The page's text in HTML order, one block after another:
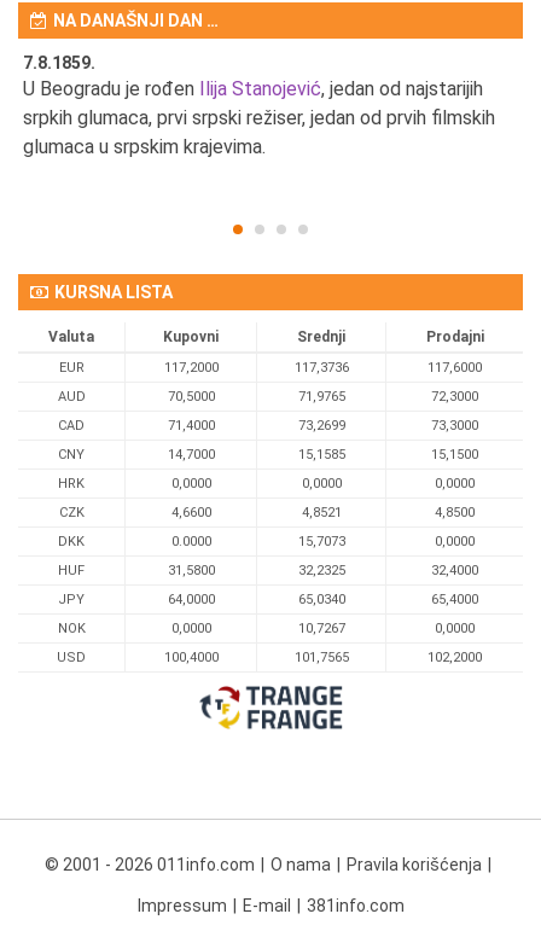
NA DANAŠNJI DAN …
7.8.1859.
U Beogradu je rođen Ilija Stanojević, jedan od najstarijih
srpkih glumaca, prvi srpski režiser, jedan od prvih filmskih
glumaca u srpskim krajevima.
KURSNA LISTA
Valuta Kupovni Srednji Prodajni
EUR 117,2000 117,3736
117,6000
AUD
70,5000 71,9765
72,3000
CAD
71,4000 73,2699
73,3000
CNY
14,7000 15,1585
15,1500
HRK
0,0000 0,0000
0,0000
CZK
4,6600 4,8521
4,8500
DKK
0.0000 15,7073
0,0000
HUF
31,5800 32,2325
32,4000
JPY
64,0000 65,0340
65,4000
NOK
0,0000 10,7267
0,0000
USD
100,4000 101,7565 102,2000
© 2001 - 2026 011info.com O nama Pravila korišćenja
Impressum E-mail 381info.com